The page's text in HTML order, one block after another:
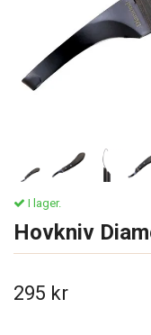
I lager.
Hovkniv
295 kr